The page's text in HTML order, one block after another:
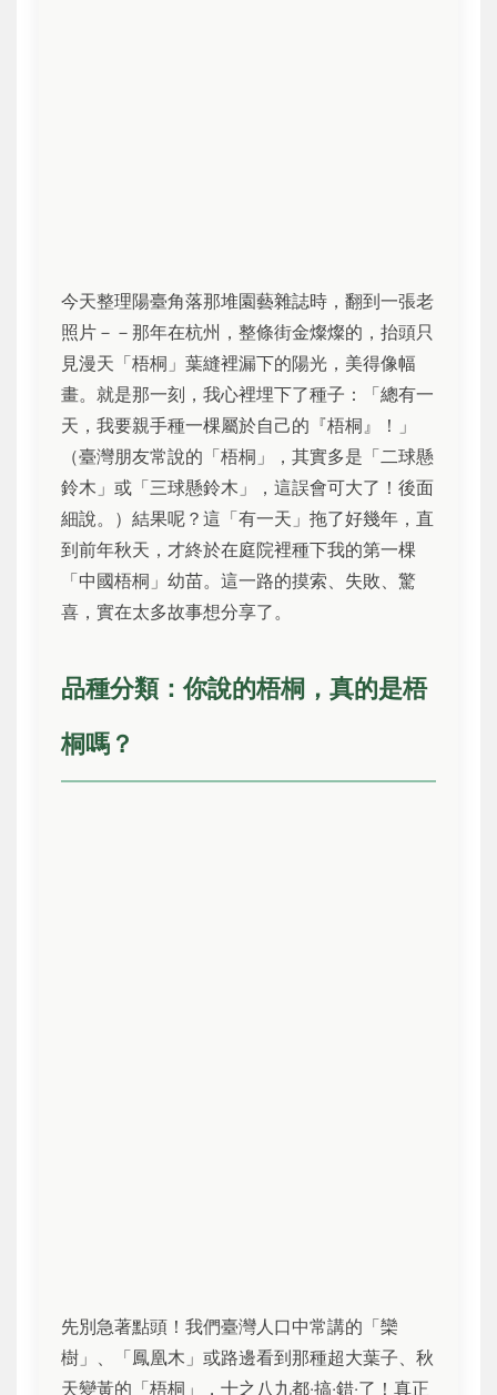
今天整理陽臺角落那堆園藝雜誌時，翻到一張老
照片－－那年在杭州，整條街金燦燦的，抬頭只
見漫天「梧桐」葉縫裡漏下的陽光，美得像幅
畫。就是那一刻，我心裡埋下了種子：「總有一
天，我要親手種一棵屬於自己的『梧桐』！」
（臺灣朋友常說的「梧桐」，其實多是「二球懸
鈴木」或「三球懸鈴木」，這誤會可大了！後面
細說。）結果呢？這「有一天」拖了好幾年，直
到前年秋天，才終於在庭院裡種下我的第一棵
「中國梧桐」幼苗。這一路的摸索、失敗、驚
喜，實在太多故事想分享了。
品種分類：你說的梧桐，真的是梧
桐嗎？
先別急著點頭！我們臺灣人口中常講的「欒
樹」、「鳳凰木」或路邊看到那種超大葉子、秋
天變黃的「梧桐」，十之八九都‧搞‧錯‧了！真正